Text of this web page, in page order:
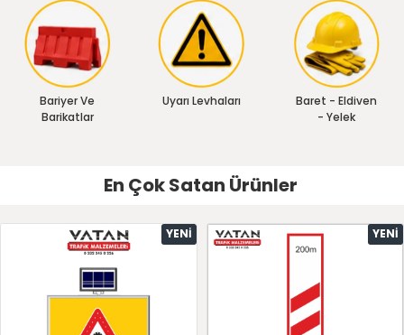
Bariyer Ve
Barikatlar
Uyarı Levhaları
Baret - Eldiven
- Yelek
En Çok Satan Ürünler
YENI YENI